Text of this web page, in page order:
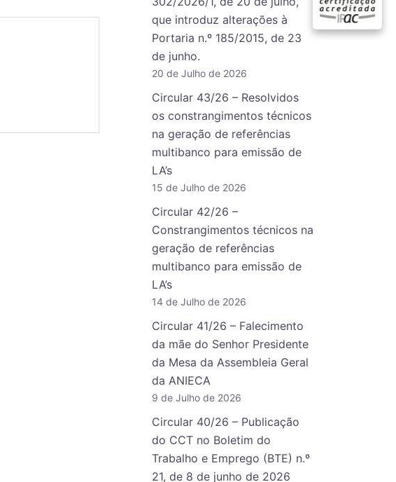
que introduz alterações à
Portaria n.º 185/2015, de 23
de junho.
20 de Julho de 2026
Circular 43/26 – Resolvidos
os constrangimentos técnicos
na geração de referências
multibanco para emissão de
LA’s
15 de Julho de 2026
Circular 42/26 –
Constrangimentos técnicos na
geração de referências
multibanco para emissão de
LA’s
14 de Julho de 2026
Circular 41/26 – Falecimento
da mãe do Senhor Presidente
da Mesa da Assembleia Geral
da ANIECA
9 de Julho de 2026
Circular 40/26 – Publicação
do CCT no Boletim do
Trabalho e Emprego (BTE) n.º
21, de 8 de junho de 2026